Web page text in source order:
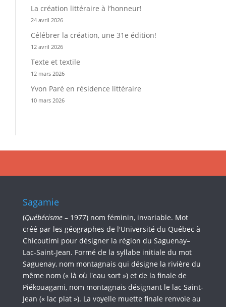
La création littéraire à l’honneur!
24 avril 2026
Célébrer la création, une 31e édition!
12 avril 2026
Texte et textile
12 mars 2026
Yvon Paré en résidence littéraire
10 mars 2026
Sagamie
(Québécisme – 1977) nom féminin, invariable. Mot
créé par les géographes de l'Université du Québec à
Chicoutimi pour désigner la région du Saguenay–
Lac-Saint-Jean. Formé de la syllabe initiale du mot
Saguenay, nom montagnais qui désigne la rivière du
même nom (« là où l'eau sort ») et de la finale de
Piékouagami, nom montagnais désignant le lac Saint-
Jean (« lac plat »). La voyelle muette finale renvoie au